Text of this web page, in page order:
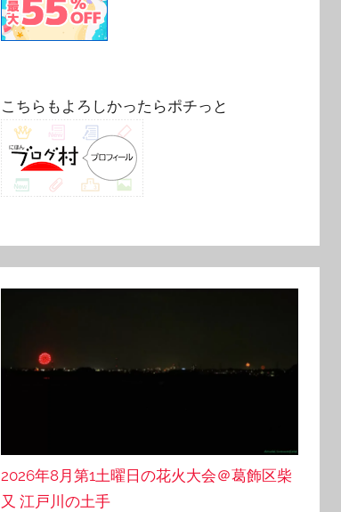
こちらもよろしかったらポチっと
2026年8月第1土曜日の花火大会＠葛飾区柴
又 江戸川の土手